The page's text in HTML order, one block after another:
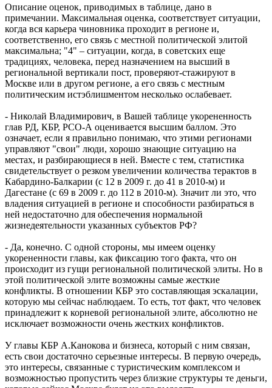
Описание оценок, приводимых в таблице, дано в
примечании. Максимальная оценка, соответствует ситуации,
когда вся карьера чиновника проходит в регионе и,
соответственно, его связь с местной политической элитой
максимальна; "4" – ситуации, когда, в советских еще
традициях, человека, перед назначением на высший в
региональной вертикали пост, проверяют-стажируют в
Москве или в другом регионе, а его связь с местным
политическим истэблишментом несколько ослабевает.
- Николай Владимирович, в Вашей таблице укорененность
глав РД, КБР, РСО-А оценивается высшим баллом. Это
означает, если я правильно понимаю, что этими регионами
управляют "свои" люди, хорошо знающие ситуацию на
местах, и разбирающиеся в ней. Вместе с тем, статистика
свидетельствует о резком увеличении количества терактов в
Кабардино-Балкарии (с 12 в 2009 г. до 41 в 2010-м) и
Дагестане (с 69 в 2009 г. до 112 в 2010-м). Значит ли это, что
владения ситуацией в регионе и способности разбираться в
ней недостаточно для обеспечения нормальной
жизнедеятельности указанных субъектов РФ?
- Да, конечно. С одной стороны, мы имеем оценку
укорененности главы, как фиксацию того факта, что он
происходит из гущи региональной политической элиты. Но в
этой политической элите возможны самые жесткие
конфликты. В отношении КБР это составляющая эскалации,
которую мы сейчас наблюдаем. То есть, тот факт, что человек
принадлежит к корневой региональной элите, абсолютно не
исключает возможности очень жестких конфликтов.
У главы КБР А.Канокова и бизнеса, который с ним связан,
есть свои достаточно серьезные интересы. В первую очередь,
это интересы, связанные с туристическим комплексом и
возможностью пропустить через близкие структуры те деньги,